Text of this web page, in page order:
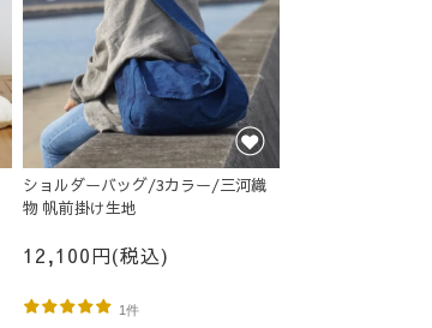
ショルダーバッグ/3カラー/三河織
物 帆前掛け生地
12,100円(税込)
1件